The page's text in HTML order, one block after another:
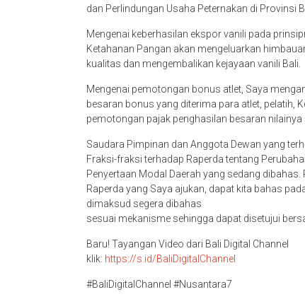
dan Perlindungan Usaha Peternakan di Provinsi
Mengenai keberhasilan ekspor vanili pada
Ketahanan Pangan akan mengeluarkan
kualitas dan mengembalikan kejayaan vanili Bali.
Mengenai pemotongan bonus atlet, Saya
besaran bonus yang diterima para atlet, pelatih,
pemotongan pajak penghasilan besaran nilainya
Saudara Pimpinan dan Anggota Dewan yang
Fraksi-fraksi terhadap Raperda tentang
Penyertaan Modal Daerah yang sedang
Raperda yang Saya ajukan, dapat kita bahas
dimaksud segera dibahas
sesuai mekanisme sehingga dapat disetujui
Baru! Tayangan Video dari Bali Digital Channel
klik: https://s.id/BaliDigitalChannel
#BaliDigitalChannel #Nusantara7